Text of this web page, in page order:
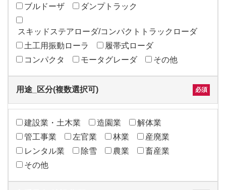
ブルドーザ
ダンプトラック
スキッドステアローダ/コンパクトトラックローダ
土工用振動ローラ
履帯式ローダ
コンパクタ
モータグレーダ その他
用途_区分(複数選択可)
建設業・土木業 造園業
解体業
管工事業
左官業 林業
産廃業
レンタル業
除雪 農業
畜産業
その他